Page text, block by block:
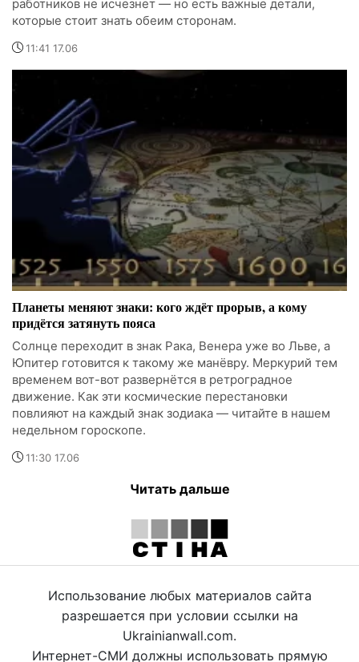
работников не исчезнет — но есть важные детали,
которые стоит знать обеим сторонам.
11:41 17.06
Планеты меняют знаки: кого ждёт прорыв, а кому
придётся затянуть пояса
Солнце переходит в знак Рака, Венера уже во Льве, а
Юпитер готовится к такому же манёвру. Меркурий тем
временем вот-вот развернётся в ретроградное
движение. Как эти космические перестановки
повлияют на каждый знак зодиака — читайте в нашем
недельном гороскопе.
11:30 17.06
Читать дальше
Использование любых материалов сайта
разрешается при условии ссылки на
Ukrainianwall.com.
Интернет-СМИ должны использовать прямую